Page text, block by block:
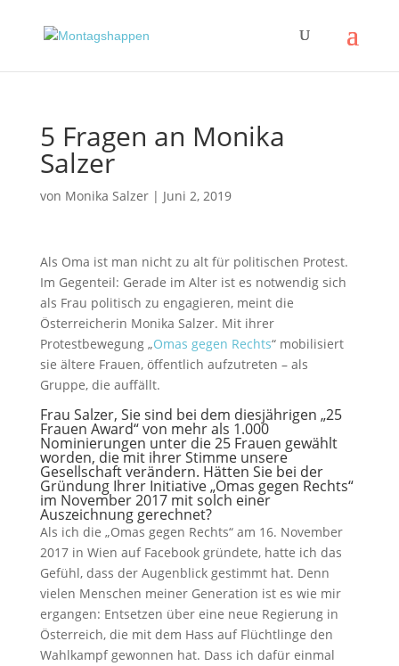
5 Fragen an Monika
Salzer
von Monika Salzer| Juni 2, 2019
Als Oma ist man nicht zu alt für politischen Protest.
Im Gegenteil: Gerade im Alter ist es notwendig sich
als Frau politisch zu engagieren, meint die
Österreicherin Monika Salzer. Mit ihrer
Protestbewegung „Omas gegen Rechts“ mobilisiert
sie ältere Frauen, öffentlich aufzutreten – als
Gruppe, die auffällt.
Frau Salzer, Sie sind bei dem diesjährigen „25
Frauen Award“ von mehr als 1.000
Nominierungen unter die 25 Frauen gewählt
worden, die mit ihrer Stimme unsere
Gesellschaft verändern. Hätten Sie bei der
Gründung Ihrer Initiative „Omas gegen Rechts“
im November 2017 mit solch einer
Auszeichnung gerechnet?
Als ich die „Omas gegen Rechts“ am 16. November
2017 in Wien auf Facebook gründete, hatte ich das
Gefühl, dass der Augenblick gestimmt hat. Denn
vielen Menschen meiner Generation ist es wie mir
ergangen: Entsetzen über eine neue Regierung in
Österreich, die mit dem Hass auf Flüchtlinge den
Wahlkampf gewonnen hat. Dass ich dafür einmal